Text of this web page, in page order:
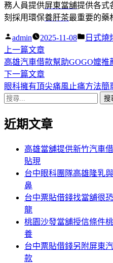
務人員提供屏東當舖提供各式
刻採用環保養肝茶最重要的藥
作
者:
admin 2025-11-08
分
日式燒
文
章
導
覽
上一篇文章下
一
篇
文
高雄汽車借款幫助GOGO嬤
下一篇文章下
一
章:
眼科擁有頂尖痛風止痛方法
搜
關
近期文章
高雄當舖提供新竹汽車
貼現
台中眼科團隊高雄隆乳
鼻
台中票貼借錢找當舖很
龍
桃園沙發當舖授信條件
養
台中票貼借錢另附屏東
款